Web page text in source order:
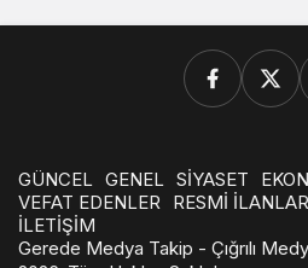
GÜNCEL GENEL SİYASET
VEFAT EDENLER
RESMİ İLANLAR
İLETİŞİM
Gerede Medya Takip - Çığrılı